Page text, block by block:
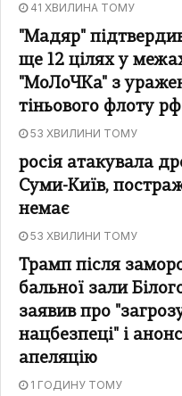
41 ХВИЛИНА ТОМУ
"Мадяр"
ще 12 цілях у
"МоЛоЧКа" з
тіньового флоту рф
53 ХВИЛИНИ ТОМУ
росія атакувала
Суми-Київ,
немає
53 ХВИЛИНИ ТОМУ
Трамп після
бальної зали
заявив про
нацбезпеці" і
апеляцію
1 ГОДИНУ ТОМУ